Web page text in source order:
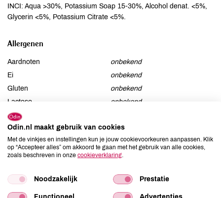
INCI: Aqua >30%, Potassium Soap 15-30%, Alcohol denat. <5%,
Glycerin <5%, Potassium Citrate <5%.
Allergenen
Aardnoten
onbekend
Ei
onbekend
Gluten
onbekend
Lactose
onbekend
Lupine
Mosterd
onbekend
Noten
onbekend
Schaaldieren
onbekend
Sesam
onbekend
Soja
onbekend
Odin.nl maakt gebruik van cookies
Met de vinkjes en instellingen kun je jouw cookievoorkeuren aanpassen. Klik
op “Accepteer alles” om akkoord te gaan met het gebruik van alle cookies,
zoals beschreven in onze cookieverklaring
Noodzakelijk Prestatie